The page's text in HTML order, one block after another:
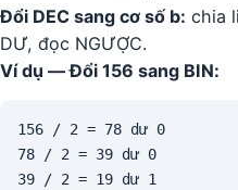
Đổi DEC sang cơ số b: chia
DƯ, đọc NGƯỢC.
Ví dụ — Đổi 156 sang BIN:
156 / 2 = 78 dư 0
78 / 2 = 39 dư 0
39 / 2 = 19 dư 1